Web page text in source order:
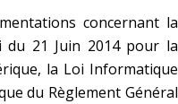
concernant la
du 21 Juin 2014 pour la
la Loi Informatique
du Règlement Général